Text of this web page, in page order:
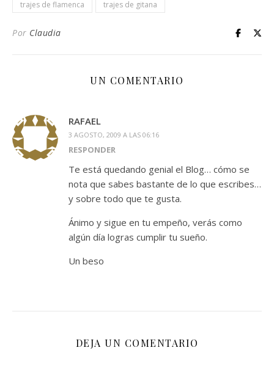
trajes de flamenca
trajes de gitana
Por Claudia
UN COMENTARIO
RAFAEL
3 AGOSTO, 2009 A LAS 06:16
RESPONDER
Te está quedando genial el Blog… cómo se
nota que sabes bastante de lo que escribes…
y sobre todo que te gusta.
Ánimo y sigue en tu empeño, verás como
algún día logras cumplir tu sueño.
Un beso
DEJA UN COMENTARIO